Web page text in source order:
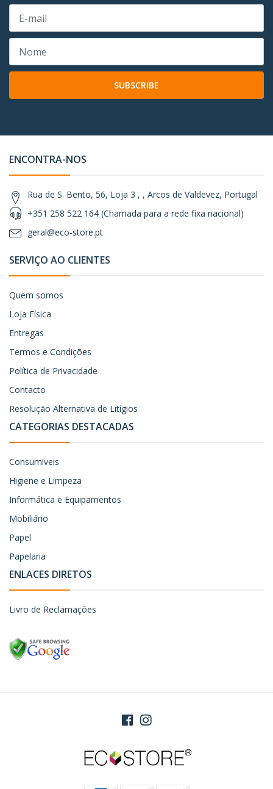
SUBSCRIBE
ENCONTRA-NOS
Rua de S. Bento, 56, Loja 3 , , Arcos de Valdevez, Portugal
+351 258 522 164 (Chamada para a rede fixa nacional)
geral@eco-store.pt
SERVIÇO AO CLIENTES
Quem somos
Loja Física
Entregas
Termos e Condições
Política de Privacidade
Contacto
Resolução Alternativa de Litígios
CATEGORIAS DESTACADAS
Consumiveis
Higiene e Limpeza
Informática e Equipamentos
Mobiliário
Papel
Papelaria
ENLACES DIRETOS
Livro de Reclamações